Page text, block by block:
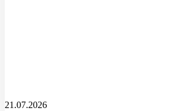
21.07.2026